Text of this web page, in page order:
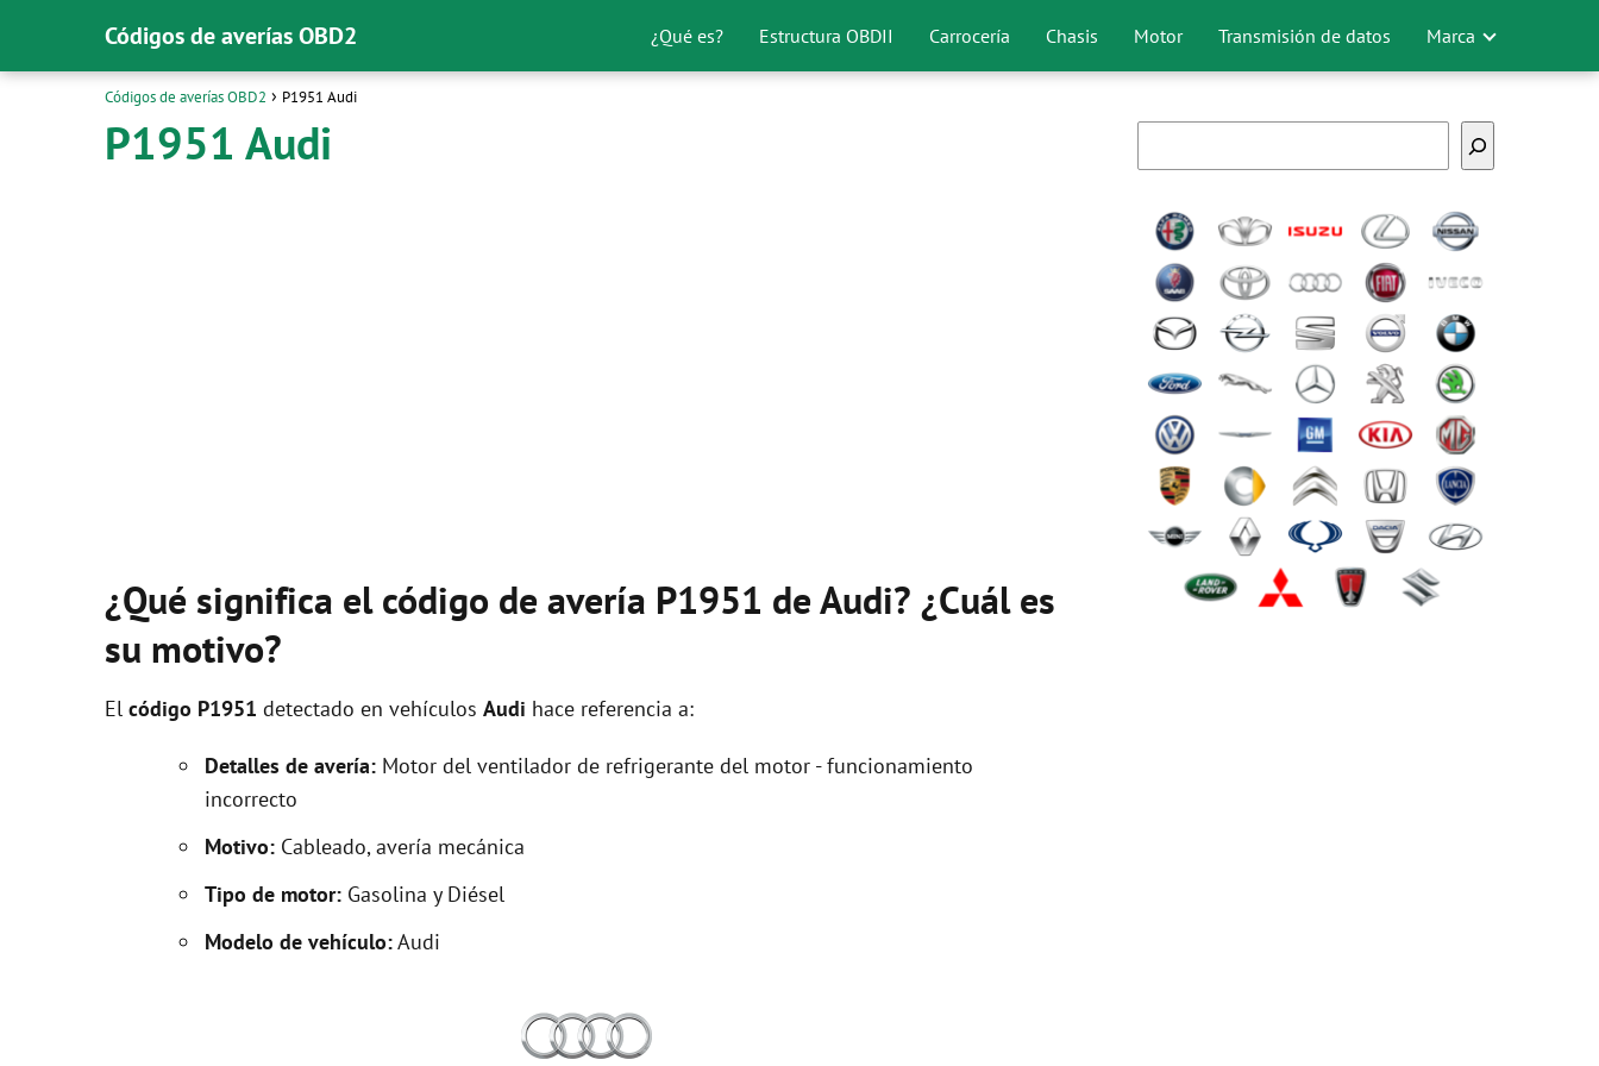
Códigos de averías OBD2 ¿Qué es? Estructura OBDII Carrocería Chasis Motor Transmisión de datos Marca
Códigos de averías OBD2 P1951 Audi
P1951 Audi
¿Qué significa el código de avería P1951 de Audi? ¿Cuál es
su motivo?
El código P1951 detectado en vehículos Audi hace referencia a:
Detalles de avería: Motor del ventilador de refrigerante del motor - funcionamiento
incorrecto
Motivo: Cableado, avería mecánica
Tipo de motor: Gasolina y Diésel
Modelo de vehículo:Audi